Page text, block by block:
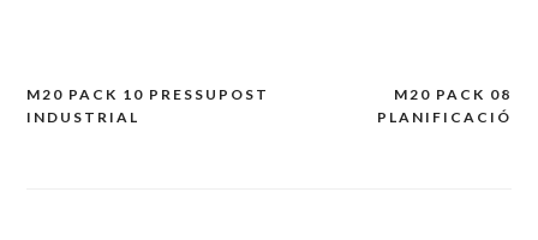
Navegación
M20 PACK 08
PLANIFICACIÓ
M20 PACK 10 PRESSUPOST
INDUSTRIAL